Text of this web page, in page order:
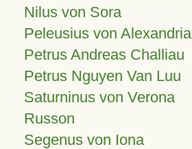
Nilus von Sora
Peleusius von Alexandria
Petrus Andreas Challiau
Petrus Nguyen Van Luu
Saturninus von Verona
Russon
Segenus von Iona